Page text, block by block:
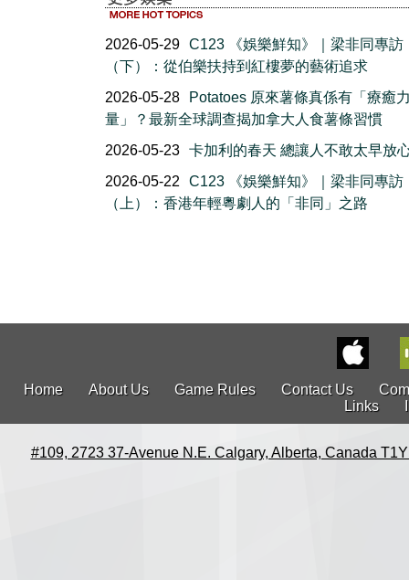
2026-05-29 C123 《娛樂鮮知》｜梁非同專訪
（下）：從伯樂扶持到紅樓夢的藝術追求
2026-05-28
Potatoes 原來薯條真係有「療癒
量」？最新全球調查揭加拿大人食薯條習慣
2026-05-23 卡加利的春天 總讓人不敢太早放
2026-05-22
C123 《娛樂鮮知》｜梁非同專訪
（上）：香港年輕粵劇人的「非同」之路
Home About Us Game Rules Contact Us
Links
#109, 2723 37-Avenue N.E. Calgary, Alberta, Canada